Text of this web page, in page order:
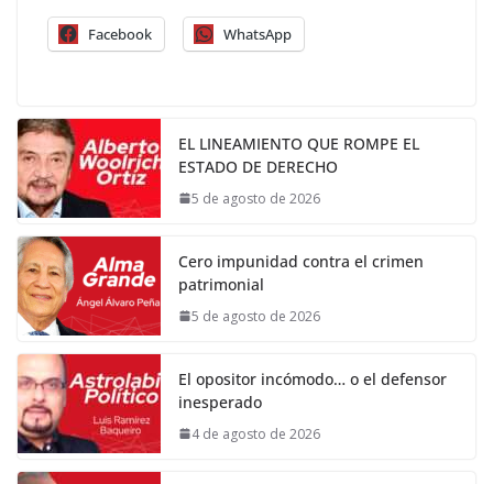
Facebook WhatsApp
EL LINEAMIENTO QUE ROMPE EL
ESTADO DE DERECHO
5 de agosto de 2026
Cero impunidad contra el crimen
patrimonial
5 de agosto de 2026
El opositor incómodo… o el defensor
inesperado
4 de agosto de 2026